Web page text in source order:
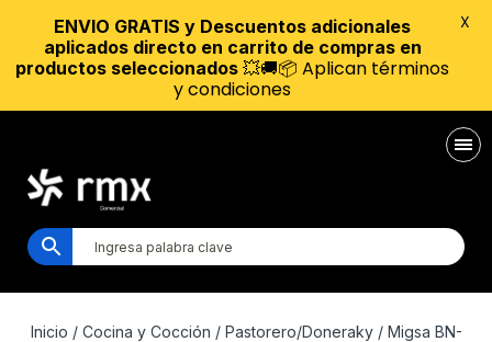
Inicio / Cocina y Cocción / Pastorero/Doneraky/ Migsa BN-
ENVIO GRATIS y Descuentos adicionales
aplicados directo en carrito de compras en
productos seleccionados 💥🚚📦 Aplican términos
y condiciones
X